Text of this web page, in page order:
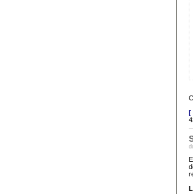
[